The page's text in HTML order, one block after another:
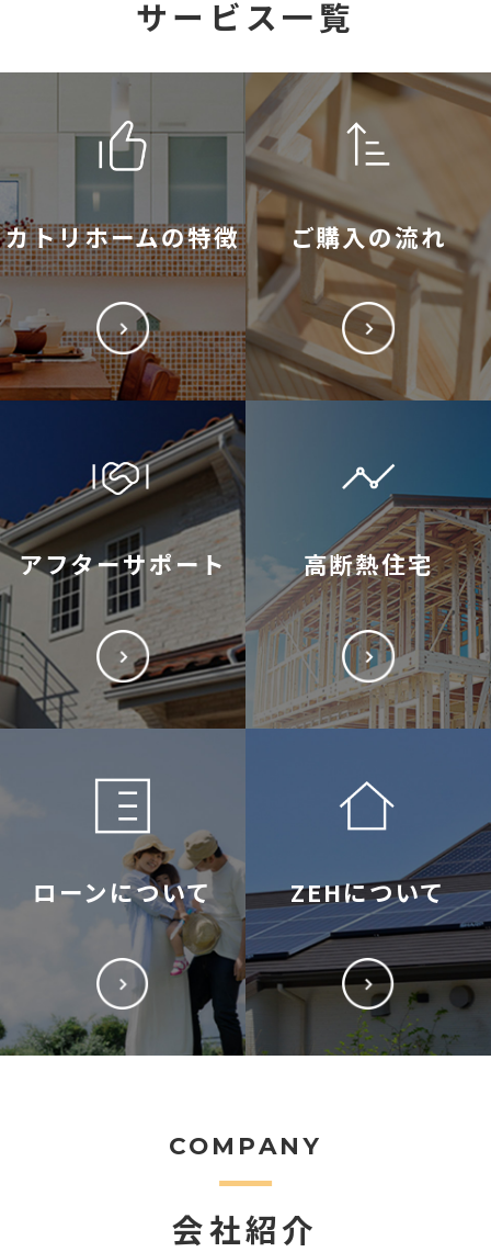
サービス一覧
カトリホームの特徴 ご購入の流れ
アフターサポート 高断熱住宅
ローンについて ZEHについて
COMPANY
会社紹介